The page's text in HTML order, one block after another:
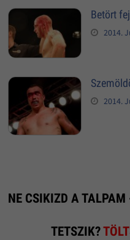
Betört fej
2014.
2014.
NE CSIKIZD A TALPAM
TETSZIK?